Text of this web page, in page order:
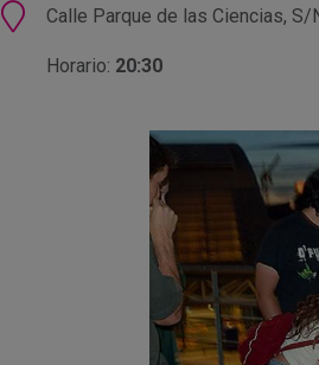
Ubicación
Calle Parque de las Ciencias, S/
Horario: 20:30